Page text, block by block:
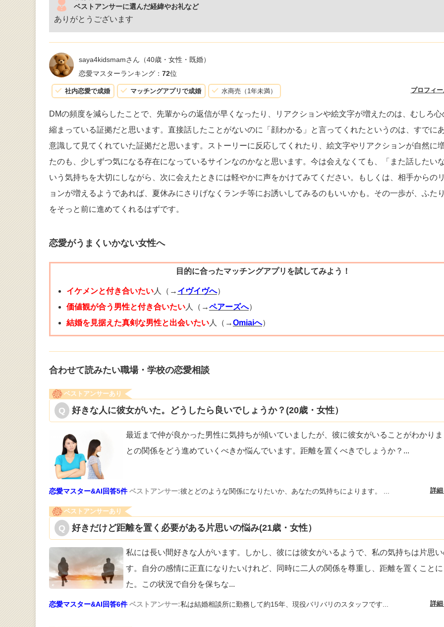
ベストアンサーに選んだ経緯やお礼など
ありがとうございます
saya4kidsmamさん （40歳・女性・既婚）
恋愛マスターランキング： 72位
社内恋愛で成婚 マッチングアプリで成婚 水商売（1年未満） プロフィ
DMの頻度を減らしたことで、先輩からの返信が早くなったり、リアクションや絵文字が増えたのは、むしろ
縮まっている証拠だと思います。直接話したことがないのに「顔わかる」と言ってくれたというのは、すでに
意識して見てくれていた証拠だと思います。ストーリーに反応してくれたり、絵文字やリアクションが自然に
たのも、少しずつ気になる存在になっているサインなのかなと思います。今は会えなくても、「また話したい
いう気持ちを大切にしながら、次に会えたときには軽やかに声をかけてみてください。もしくは、相手からの
ョンが増えるようであれば、夏休みにさりげなくランチ等にお誘いしてみるのもいいかも。その一歩が、ふた
をそっと前に進めてくれるはずです。
恋愛がうまくいかない女性へ
目的に合ったマッチングアプリを試してみよう！
イケメンと付き合いたい人（→ イヴイヴへ）
価値観が合う男性と付き合いたい人（→ペアーズへ）
結婚を見据えた真剣な男性と出会いたい人（→Omiaiへ）
合わせて読みたい職場・学校の恋愛相談
ベストアンサーあり
好きな人に彼女がいた。どうしたら良いでしょうか？(20歳・女性）
最近まで仲が良かった男性に気持ちが傾いていましたが、彼に彼女がいることがわかり
との関係をどう進めていくべきか悩んでいます。距離を置くべきでしょうか？ ...
恋愛マスター&AI回答5件 ベストアンサー:彼とどのような関係になりたいか、あなたの気持ちによります。 ... 詳
ベストアンサーあり
好きだけど距離を置く必要がある片思いの悩み(21歳・女性）
私には長い間好きな人がいます。しかし、彼には彼女がいるようで、私の気持ちは片思
す。自分の感情に正直になりたいけれど、同時に二人の関係を尊重し、距離を置くこと
た。この状況で自分を保ちな...
恋愛マスター&AI回答6件 ベストアンサー:私は結婚相談所に勤務して約15年、現役バリバリのスタッフです... 詳